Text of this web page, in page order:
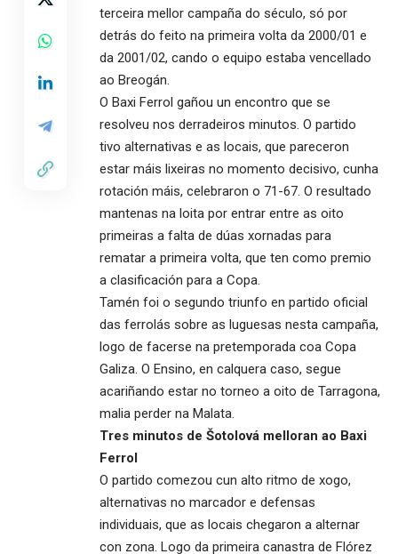
terceira mellor campaña do século, só por
detrás do feito na primeira volta da 2000/01 e
da 2001/02, cando o equipo estaba vencellado
ao Breogán.
O Baxi Ferrol gañou un encontro que se
resolveu nos derradeiros minutos. O partido
tivo alternativas e as locais, que pareceron
estar máis lixeiras no momento decisivo, cunha
rotación máis, celebraron o 71-67. O resultado
mantenas na loita por entrar entre as oito
primeiras a falta de dúas xornadas para
rematar a primeira volta, que ten como premio
a clasificación para a Copa.
Tamén foi o segundo triunfo en partido oficial
das ferrolás sobre as luguesas nesta campaña,
logo de facerse na pretemporada coa Copa
Galiza. O Ensino, en calquera caso, segue
acariñando estar no torneo a oito de Tarragona,
malia perder na Malata.
Tres minutos de Šotolová melloran ao Baxi
Ferrol
O partido comezou cun alto ritmo de xogo,
alternativas no marcador e defensas
individuais, que as locais chegaron a alternar
con zona. Logo da primeira canastra de Flórez